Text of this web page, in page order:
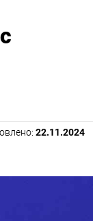
22.11.2024